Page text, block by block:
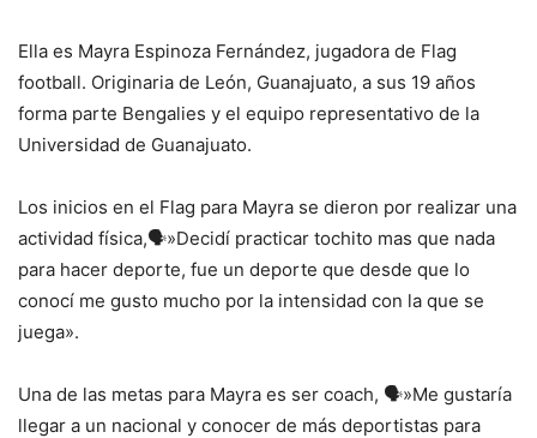
Ella es Mayra Espinoza Fernández, jugadora de Flag
football. Originaria de León, Guanajuato, a sus 19 años
forma parte Bengalies y el equipo representativo de la
Universidad de Guanajuato.
Los inicios en el Flag para Mayra se dieron por realizar una
actividad física,🗣️»Decidí practicar tochito mas que nada
para hacer deporte, fue un deporte que desde que lo
conocí me gusto mucho por la intensidad con la que se
juega».
Una de las metas para Mayra es ser coach, 🗣️»Me gustaría
llegar a un nacional y conocer de más deportistas para